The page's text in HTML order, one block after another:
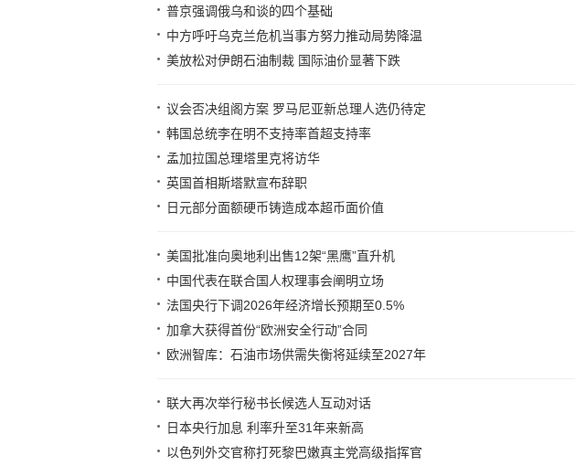
普京强调俄乌和谈的四个基础
中方呼吁乌克兰危机当事方努力推动局势降温
美放松对伊朗石油制裁 国际油价显著下跌
议会否决组阁方案 罗马尼亚新总理人选仍待定
韩国总统李在明不支持率首超支持率
孟加拉国总理塔里克将访华
英国首相斯塔默宣布辞职
日元部分面额硬币铸造成本超币面价值
美国批准向奥地利出售12架“黑鹰”直升机
中国代表在联合国人权理事会阐明立场
法国央行下调2026年经济增长预期至0.5%
加拿大获得首份“欧洲安全行动”合同
欧洲智库：石油市场供需失衡将延续至2027年
联大再次举行秘书长候选人互动对话
日本央行加息 利率升至31年来新高
以色列外交官称打死黎巴嫩真主党高级指挥官